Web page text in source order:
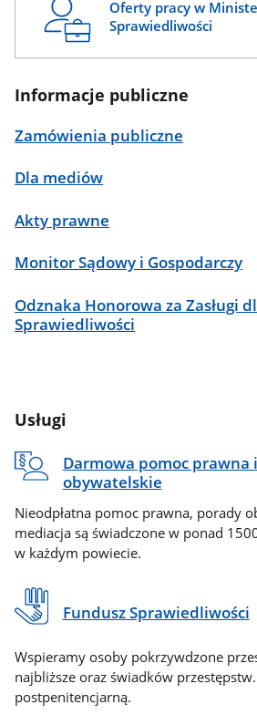
Oferty pracy w
Sprawiedliwości
Informacje publiczne
Zamówienia publiczne
Dla mediów
Akty prawne
Monitor Sądowy i Gospodarczy
Odznaka Honorowa za Zasługi
Sprawiedliwości
Usługi
Darmowa pomoc prawna
obywatelskie
Nieodpłatna pomoc prawna, porady
mediacja są świadczone w ponad
w każdym powiecie.
Fundusz Sprawiedliwości
Wspieramy osoby pokrzywdzone
najbliższe oraz świadków
postpenitencjarną.